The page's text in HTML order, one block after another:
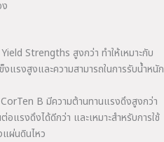
Strengths สูงกว่า ทำให้เหมาะกับ
แรงสูงและความสามารถในการรับน้ำหนัก
B มีความต้านทานแรงดึงสูงกว่า
แรงดึงได้ดีกว่า และเหมาะสำหรับการใช้
ผ่นดินไหว